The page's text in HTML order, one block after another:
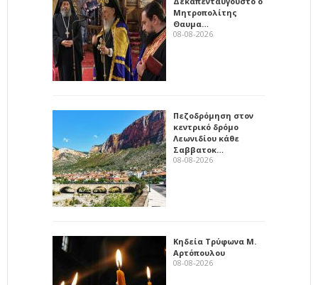
Μητροπολίτης
Θαυμα…
08-08-2026
Πεζοδρόμηση στον
κεντρικό δρόμο
Λεωνιδίου κάθε
Σαββατοκ…
08-08-2026
Κηδεία Τρύφωνα Μ.
Αρτόπουλου
08-08-2026